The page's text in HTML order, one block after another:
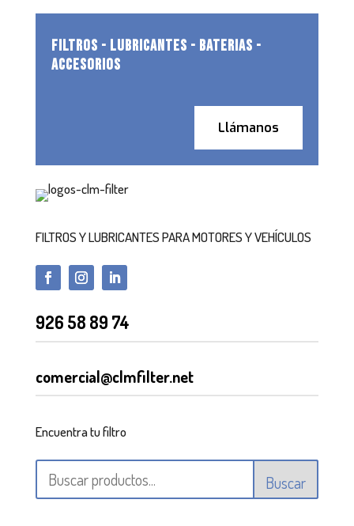
FILTROS - LUBRICANTES - BATERIAS -
ACCESORIOS
Llámanos
FILTROS Y LUBRICANTES PARA MOTORES Y VEHÍCULOS
926 58 89 74
comercial@clmfilter.net
Encuentra tu filtro
Buscar